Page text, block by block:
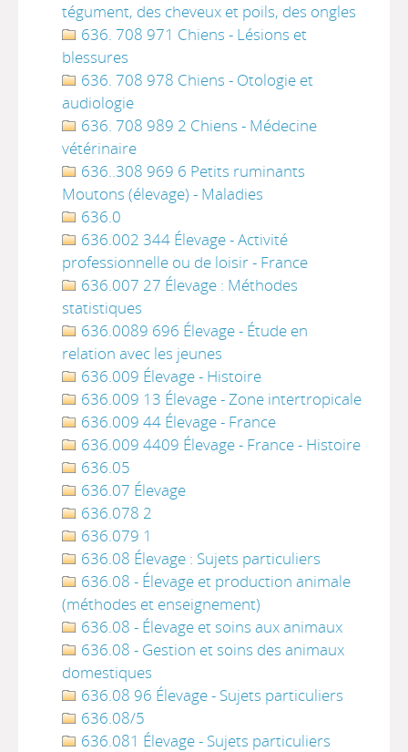
tégument, des cheveux et poils, des ongles
636. 708 971 Chiens - Lésions et
blessures
636. 708 978 Chiens - Otologie et
audiologie
636. 708 989 2 Chiens - Médecine
vétérinaire
636..308 969 6 Petits ruminants
Moutons (élevage) - Maladies
636.0
636.002 344 Élevage - Activité
professionnelle ou de loisir - France
636.007 27 Élevage : Méthodes
statistiques
636.0089 696 Élevage - Étude en
relation avec les jeunes
636.009 Élevage - Histoire
636.009 13 Élevage - Zone intertropicale
636.009 44 Élevage - France
636.009 4409 Élevage - France - Histoire
636.05
636.07 Élevage
636.078 2
636.079 1
636.08 Élevage : Sujets particuliers
636.08 - Élevage et production animale
(méthodes et enseignement)
636.08 - Élevage et soins aux animaux
636.08 - Gestion et soins des animaux
domestiques
636.08 96 Élevage - Sujets particuliers
636.08/5
636.081 Élevage - Sujets particuliers